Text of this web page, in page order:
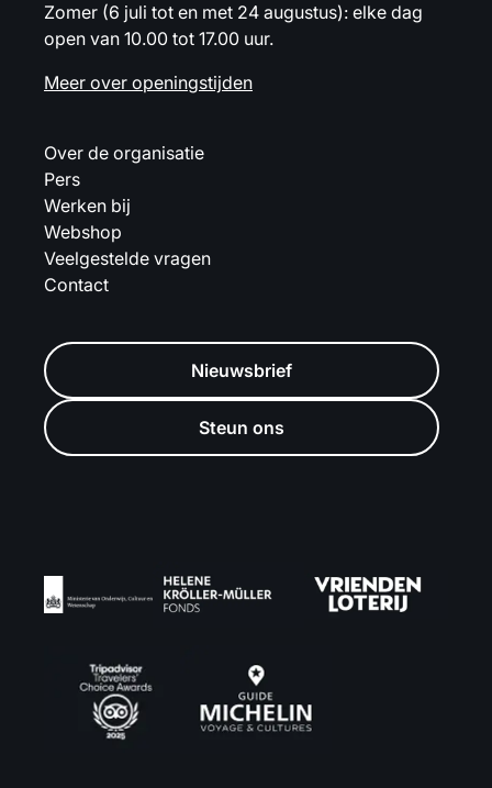
Zomer (6 juli tot en met 24 augustus): elke dag
open van 10.00 tot 17.00 uur.
Meer over openingstijden
Over de organisatie
Pers
Werken bij
Webshop
Veelgestelde vragen
Contact
Nieuwsbrief
Steun ons